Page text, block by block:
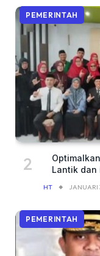
PEMERINTAH
Lantik dan
HT JANUARI
PEMERINTAH